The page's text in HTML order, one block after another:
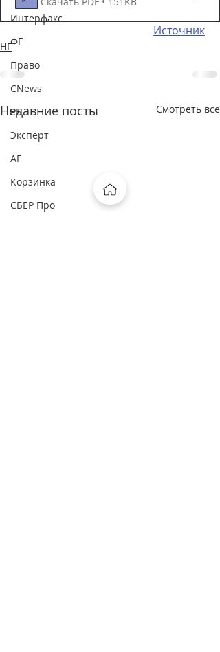
Интерфакс
ФГ
Право
CNews
РБ
Эксперт
АГ
Корзинка
СБЕР Про
Источник
НГ
Недавние посты Смотреть все